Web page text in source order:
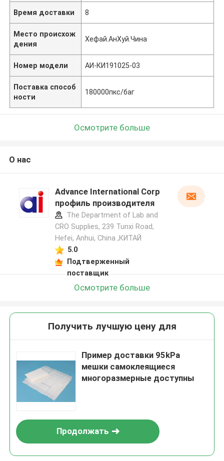
Время доставки 8
Место происхож
дения
Хефай.АнХуй.Чина
Номер модели АИ-КИ191025-03
Поставка способ
ности
180000пкс/баг
Осмотрите больше
О нас
Advance International Corp
профиль производителя
The Department of Lab and
CRO Supplies, 239 Tunxi Road,
Hefei, Anhui, China ,КИТАЙ
5.0
Подтверженный
поставщик
Осмотрите больше
Получить лучшую цену для
Пример доставки 95kPa
мешки самоклеящиеся
многоразмерные доступны
Продолжать